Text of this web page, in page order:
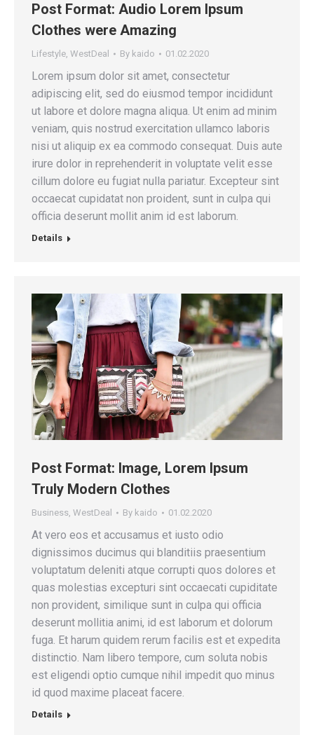
Post Format: Audio Lorem Ipsum
Clothes were Amazing
Lifestyle, WestDeal By kaido 01.02.2020
Lorem ipsum dolor sit amet, consectetur
adipiscing elit, sed do eiusmod tempor incididunt
ut labore et dolore magna aliqua. Ut enim ad minim
veniam, quis nostrud exercitation ullamco laboris
nisi ut aliquip ex ea commodo consequat. Duis aute
irure dolor in reprehenderit in voluptate velit esse
cillum dolore eu fugiat nulla pariatur. Excepteur sint
occaecat cupidatat non proident, sunt in culpa qui
officia deserunt mollit anim id est laborum.
Details
Post Format: Image, Lorem Ipsum
Truly Modern Clothes
Business, WestDeal By kaido 01.02.2020
At vero eos et accusamus et iusto odio
dignissimos ducimus qui blanditiis praesentium
voluptatum deleniti atque corrupti quos dolores et
quas molestias excepturi sint occaecati cupiditate
non provident, similique sunt in culpa qui officia
deserunt mollitia animi, id est laborum et dolorum
fuga. Et harum quidem rerum facilis est et expedita
distinctio. Nam libero tempore, cum soluta nobis
est eligendi optio cumque nihil impedit quo minus
id quod maxime placeat facere.
Details